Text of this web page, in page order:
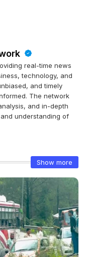
real-time news
technology, and
and timely
The network
and in-depth
understanding of
Show more